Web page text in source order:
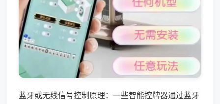
蓝牙或无线信号控制原理：一些智能控牌器通过蓝牙